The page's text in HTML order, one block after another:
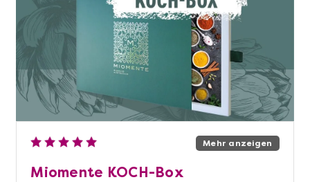
Mehr anzeigen
Miomente KOCH-Box